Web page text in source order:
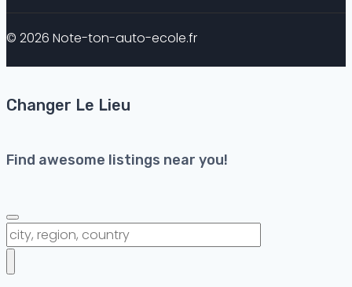
© 2026 Note-ton-auto-ecole.fr
Changer Le Lieu
Find awesome listings near you!
Changer Le Lieu